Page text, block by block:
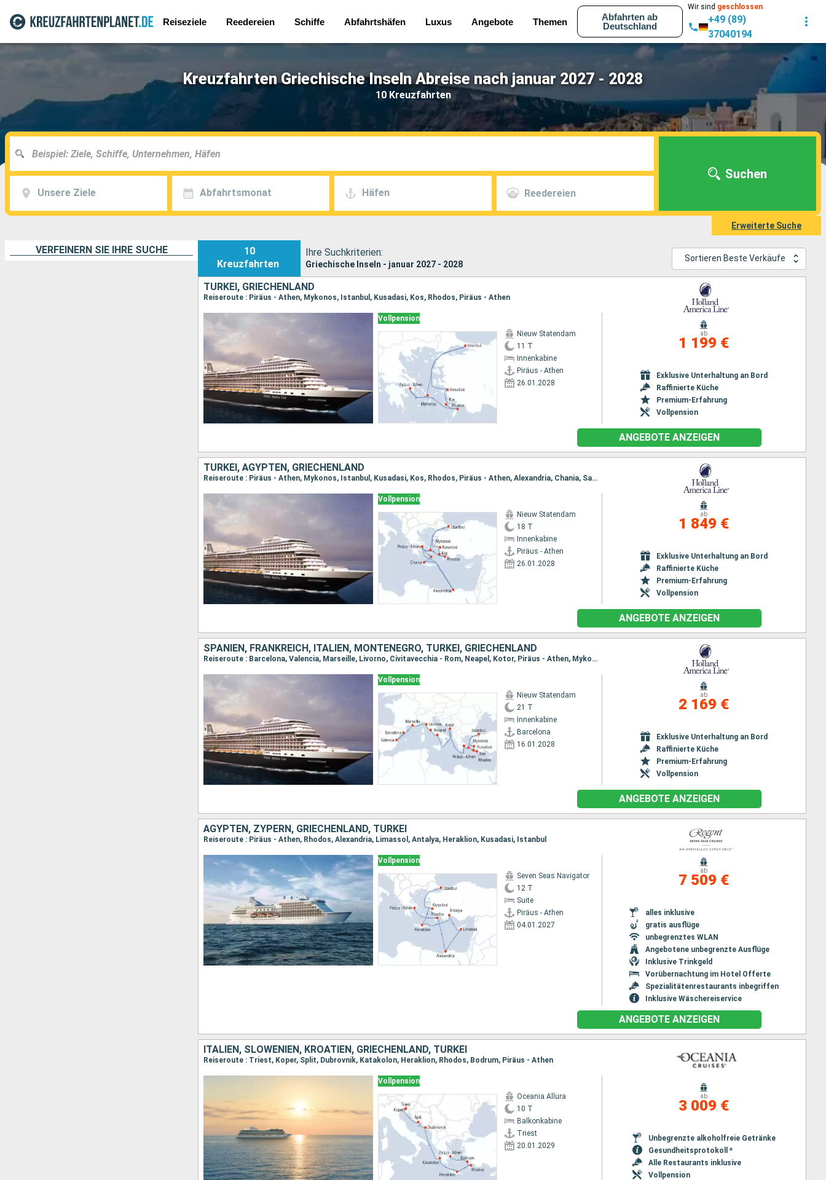
Reiseziele Reedereien Schiffe Abfahrtshäfen Luxus Angebote Themen
Abfahrten ab
Deutschland
Wir sind geschlossen
+49 (89)
37040194
Kreuzfahrten Griechische Inseln Abreise nach januar 2027 - 2028
10 Kreuzfahrten
Unsere Ziele Abfahrtsmonat Häfen Reedereien
Suchen
Erweiterte Suche
VERFEINERN SIE IHRE SUCHE
10
Kreuzfahrten
Ihre Suchkriterien:
Griechische Inseln - januar 2027 - 2028
Sortieren Beste Verkäufe
TÜRKEI, GRIECHENLAND
Reiseroute : Piräus - Athen, Mykonos, Istanbul, Kusadasi, Kos, Rhodos, Piräus - Athen
Vollpension
Nieuw Statendam
11 T
Innenkabine
Piräus - Athen
26.01.2028
ab
1 199 €
Exklusive Unterhaltung an Bord
Raffinierte Küche
Premium-Erfahrung
Vollpension
ANGEBOTE ANZEIGEN
TÜRKEI, ÄGYPTEN, GRIECHENLAND
Reiseroute : Piräus - Athen, Mykonos, Istanbul, Kusadasi, Kos, Rhodos, Piräus - Athen, Alexandria, Chania, Santorin, Piräus - Athen
Vollpension
Nieuw Statendam
18 T
Innenkabine
Piräus - Athen
26.01.2028
ab
1 849 €
Exklusive Unterhaltung an Bord
Raffinierte Küche
Premium-Erfahrung
Vollpension
ANGEBOTE ANZEIGEN
SPANIEN, FRANKREICH, ITALIEN, MONTENEGRO, TÜRKEI, GRIECHENLAND
Reiseroute : Barcelona, Valencia, Marseille, Livorno, Civitavecchia - Rom, Neapel, Kotor, Piräus - Athen, Mykonos, Istanbul, Kusadasi, Kos, Rhodos, Piräus - Athen
Vollpension
Nieuw Statendam
21 T
Innenkabine
Barcelona
16.01.2028
ab
2 169 €
Exklusive Unterhaltung an Bord
Raffinierte Küche
Premium-Erfahrung
Vollpension
ANGEBOTE ANZEIGEN
ÄGYPTEN, ZYPERN, GRIECHENLAND, TÜRKEI
Reiseroute : Piräus - Athen, Rhodos, Alexandria, Limassol, Antalya, Heraklion, Kusadasi, Istanbul
Vollpension
Seven Seas Navigator
12 T
Suite
Piräus - Athen
04.01.2027
ab
7 509 €
alles inklusive
gratis ausflüge
unbegrenztes WLAN
Angebotene unbegrenzte Ausflüge
Inklusive Trinkgeld
Vorübernachtung im Hotel Offerte
Spezialitätenrestaurants inbegriffen
Inklusive Wäschereiservice
ANGEBOTE ANZEIGEN
ITALIEN, SLOWENIEN, KROATIEN, GRIECHENLAND, TÜRKEI
Reiseroute : Triest, Koper, Split, Dubrovnik, Katakolon, Heraklion, Rhodos, Bodrum, Piräus - Athen
Vollpension
Oceania Allura
10 T
Balkonkabine
Triest
20.01.2029
ab
3 009 €
Unbegrenzte alkoholfreie Getränke
Gesundheitsprotokoll *
Alle Restaurants inklusive
Vollpension